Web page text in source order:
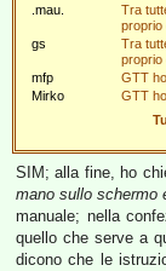
.mau.
Tra
proprio
gs
Tra
proprio
mfp
GTT
Mirko
GTT
SIM; alla fine, ho
mano sullo schermo
manuale; nella
quello che serve a
dicono che le